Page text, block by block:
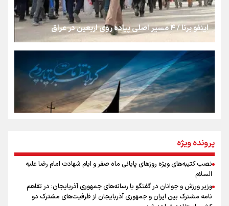
شکستگیِ بزرگ؛ روایتِ یک استخوان، یک نسل، یک توهم!
رسانه ملی و حق مردم برای شنیدن صدای رئیس‌جمهوری
روایت ایران از کنار مردم
جمله‌ای که بغض چهارماهه را شکست؛ «آهای مردم، آقا از
تهران رفتند»
اینفو برنا / ۴ مسیر اصلی پیاده روی اربعین در عراق
اینفو برنا / توصیه‌هایی طلایی برای پیاده روی اربعین
پرونده ویژه
نصب کتیبه‌های ویژه روزهای پایانی ماه صفر و ایام شهادت امام رضا علیه
السلام
وزیر ورزش و جوانان در گفتگو با رسانه‌های جمهوری آذربایجان: در تفاهم
نامه مشترک بین ایران و جمهوری آذربایجان از ظرفیت‌های مشترک دو